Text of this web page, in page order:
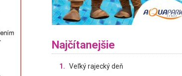
Najčítanejšie
1. Veľký rajecký deň